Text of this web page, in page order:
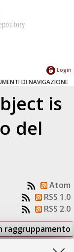
Login
DI NAVIGAZIONE
is
del
Atom
RSS 1.0
RSS 2.0
raggruppamento